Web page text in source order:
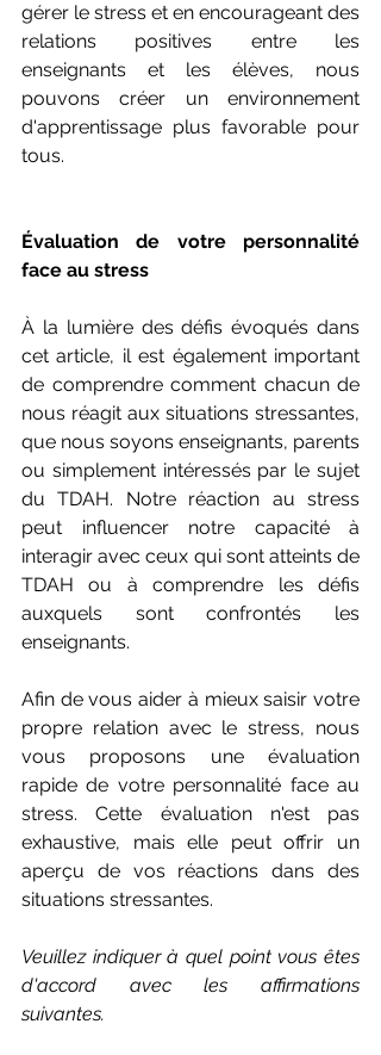
gérer le stress et en encourageant des
relations positives entre les
enseignants et les élèves, nous
pouvons créer un environnement
d'apprentissage plus favorable pour
tous.
Évaluation de votre personnalité
face au stress
À la lumière des défis évoqués dans
cet article, il est également important
de comprendre comment chacun de
nous réagit aux situations stressantes,
que nous soyons enseignants, parents
ou simplement intéressés par le sujet
du TDAH. Notre réaction au stress
peut influencer notre capacité à
interagir avec ceux qui sont atteints de
TDAH ou à comprendre les défis
auxquels sont confrontés les
enseignants.
Afin de vous aider à mieux saisir votre
propre relation avec le stress, nous
vous proposons une évaluation
rapide de votre personnalité face au
stress. Cette évaluation n'est pas
exhaustive, mais elle peut offrir un
aperçu de vos réactions dans des
situations stressantes.
Veuillez indiquer à quel point vous êtes
d'accord avec les affirmations
suivantes.